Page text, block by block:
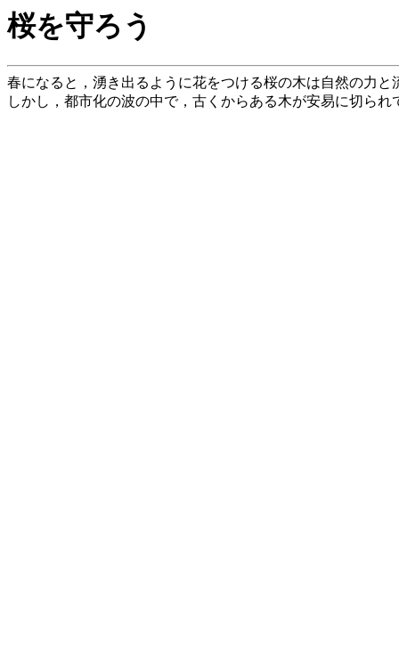
桜を守ろう
春になると，湧き出るように花をつける桜の木は自然の力と
しかし，都市化の波の中で，古くからある木が安易に切られ